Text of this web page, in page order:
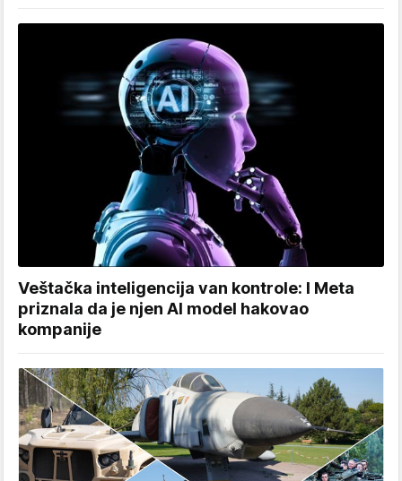
Veštačka inteligencija van kontrole: I Meta
priznala da je njen AI model hakovao
kompanije